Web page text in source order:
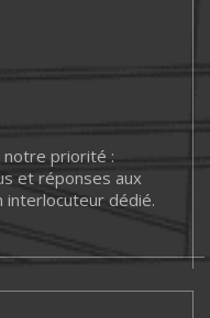
notre priorité :
et réponses aux
interlocuteur dédié.